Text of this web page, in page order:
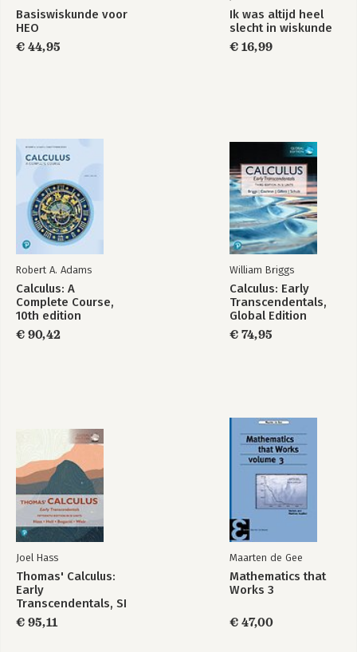
Basiswiskunde voor
HEO
€ 44,95
Ik was altijd heel
slecht in wiskunde
€ 16,99
Robert A. Adams
Calculus: A
Complete Course,
10th edition
€ 90,42
William Briggs
Calculus: Early
Transcendentals,
Global Edition
€ 74,95
Joel Hass
Thomas' Calculus:
Early
Transcendentals, SI
Units
€ 95,11
Maarten de Gee
Mathematics that
Works 3
€ 47,00